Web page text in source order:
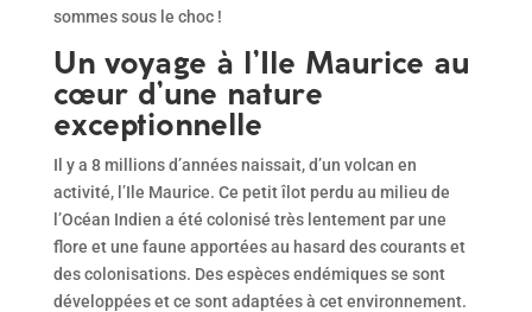
sommes sous le choc !
Un voyage à l’Ile Maurice au
cœur d’une nature
exceptionnelle
Il y a 8 millions d’années naissait, d’un volcan en
activité, l’Ile Maurice. Ce petit îlot perdu au milieu de
l’Océan Indien a été colonisé très lentement par une
flore et une faune apportées au hasard des courants et
des colonisations. Des espèces endémiques se sont
développées et ce sont adaptées à cet environnement.